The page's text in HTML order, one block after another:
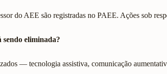
do AEE são registradas no PAEE. Ações sob
eliminada?
— tecnologia assistiva, comunicação